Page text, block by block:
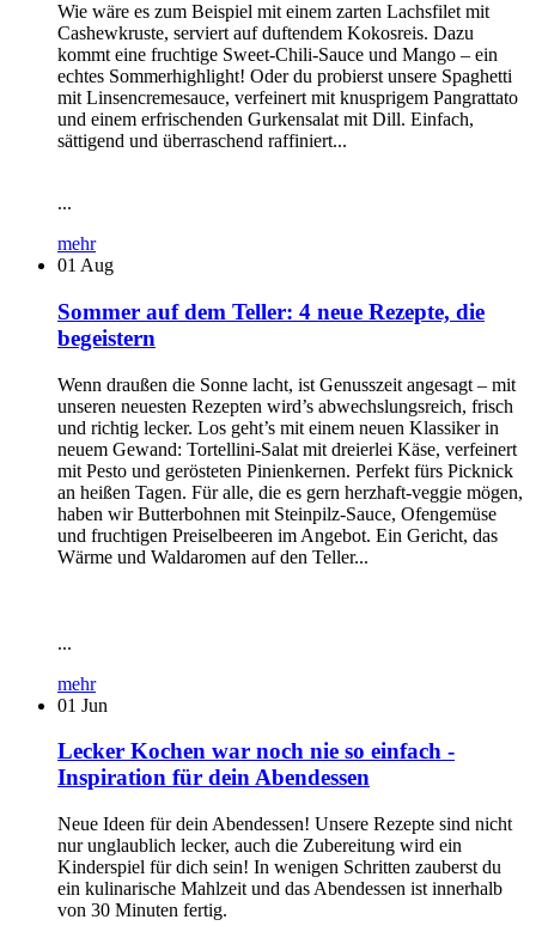
Wie wäre es zum Beispiel mit einem zarten Lachsfilet mit
Cashewkruste, serviert auf duftendem Kokosreis. Dazu
kommt eine fruchtige Sweet-Chili-Sauce und Mango – ein
echtes Sommerhighlight! Oder du probierst unsere Spaghetti
mit Linsencremesauce, verfeinert mit knusprigem Pangrattato
und einem erfrischenden Gurkensalat mit Dill. Einfach,
sättigend und überraschend raffiniert...
...
mehr
01 Aug
Sommer auf dem Teller: 4 neue Rezepte, die
begeistern
Wenn draußen die Sonne lacht, ist Genusszeit angesagt – mit
unseren neuesten Rezepten wird’s abwechslungsreich, frisch
und richtig lecker. Los geht’s mit einem neuen Klassiker in
neuem Gewand: Tortellini-Salat mit dreierlei Käse, verfeinert
mit Pesto und gerösteten Pinienkernen. Perfekt fürs Picknick
an heißen Tagen. Für alle, die es gern herzhaft-veggie mögen,
haben wir Butterbohnen mit Steinpilz-Sauce, Ofengemüse
und fruchtigen Preiselbeeren im Angebot. Ein Gericht, das
Wärme und Waldaromen auf den Teller...
...
mehr
01 Jun
Lecker Kochen war noch nie so einfach -
Inspiration für dein Abendessen
Neue Ideen für dein Abendessen! Unsere Rezepte sind nicht
nur unglaublich lecker, auch die Zubereitung wird ein
Kinderspiel für dich sein! In wenigen Schritten zauberst du
ein kulinarische Mahlzeit und das Abendessen ist innerhalb
von 30 Minuten fertig.